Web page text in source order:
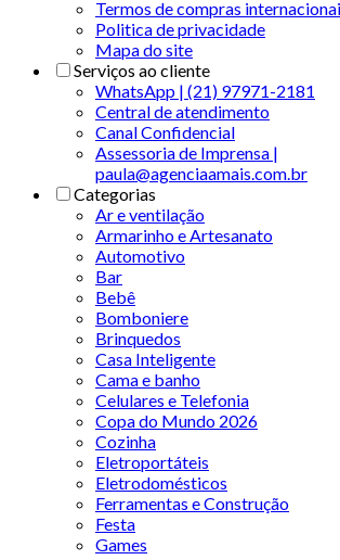
Termos de compras
Politica de privacidade
Mapa do site
Serviços ao cliente
WhatsApp | (21) 97971-2181
Central de atendimento
Canal Confidencial
Assessoria de Imprensa |
paula@agenciaamais.com.br
Categorias
Ar e ventilação
Armarinho e Artesanato
Automotivo
Bar
Bebê
Bomboniere
Brinquedos
Casa Inteligente
Cama e banho
Celulares e Telefonia
Copa do Mundo 2026
Cozinha
Eletroportáteis
Eletrodomésticos
Ferramentas e Construção
Festa
Games